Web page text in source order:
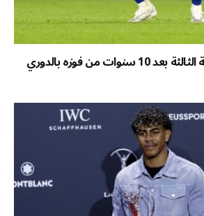
ليستر يهبط إلى الدرجة الثالثة بعد 10 سنوات من فوزه بالدوري